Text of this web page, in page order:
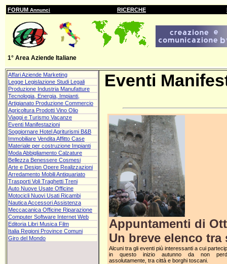
FORUM Annunci RICERCHE
1° Area Aziende Italiane
Affari Aziende Marketing
Legge Legislazione Studi Legali
Produzione Industria Manufatture
Tecnologia, Energia, Impianti,
Artigianato Produzione Commercio
Agricoltura Prodotti Vino Olio
Viaggi e Turismo Vacanze
Eventi Manifestazioni
Soggiornare Hotel Agriturismi B&B
Immobiliare Vendita Affitto Case
Materiale per costruzione Impianti
Moda Abbigliamento Calzature
Bellezza Benessere Cosmesi
Arte e Design Opere Realizzazioni
Arredamento Mobili Antiquariato
Trasporti Voli Traghetti Treni
Auto Nuove Usate Officine
Motocicli Nuovi Usati Ricambi
Nautica Accessori Assistenza
Meccacanica Officine Riparazione
Computer Software Internet Web
Editoria Libri Musica Film
Italia Regioni Province Comuni
Giro del Mondo
Eventi
Appuntamenti di
Un breve elenco
Alcuni tra gli eventi più interessanti a cui
in questo inizio autunno da non
assolutamente, tra città e borghi toscani.